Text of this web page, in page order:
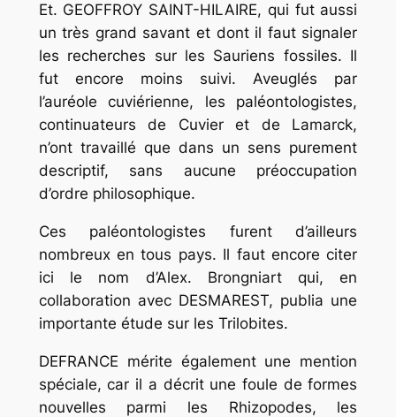
Et. GEOFFROY SAINT-HILAIRE, qui fut aussi
un très grand savant et dont il faut signaler
les recherches sur les Sauriens fossiles. Il
fut encore moins suivi. Aveuglés par
l’auréole cuviérienne, les paléontologistes,
continuateurs de Cuvier et de Lamarck,
n’ont travaillé que dans un sens purement
descriptif, sans aucune préoccupation
d’ordre philosophique.
Ces paléontologistes furent d’ailleurs
nombreux en tous pays. Il faut encore citer
ici le nom d’Alex. Brongniart qui, en
collaboration avec DESMAREST, publia une
importante étude sur les Trilobites.
DEFRANCE mérite également une mention
spéciale, car il a décrit une foule de formes
nouvelles parmi les Rhizopodes, les